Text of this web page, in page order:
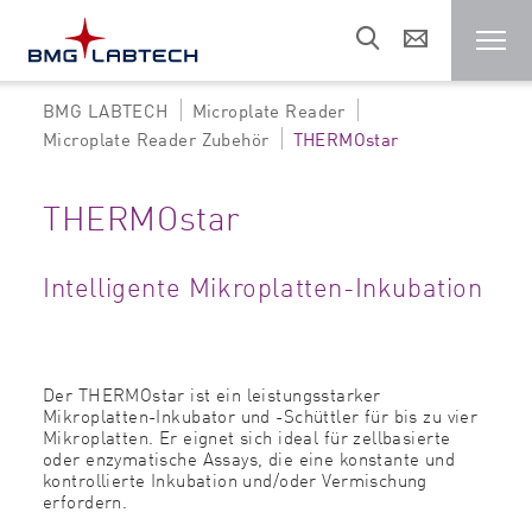
Microplate Reader
Referenzen
Forschungsgebiete
Sales & Support
BMG LABTECH
Microplate Reader
Microplate Reader Zubehör
THERMOstar
THERMOstar
Intelligente Mikroplatten-Inkubation
Der THERMOstar ist ein leistungsstarker
Mikroplatten-Inkubator und -Schüttler für bis zu vier
Mikroplatten. Er eignet sich ideal für zellbasierte
oder enzymatische Assays, die eine konstante und
kontrollierte Inkubation und/oder Vermischung
erfordern.